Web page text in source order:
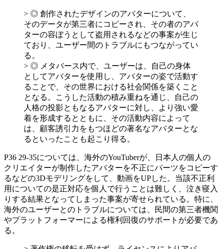
> ◎ 創作されたデザインのアバターについて、
そのデータが第三者にコピーされ、その者のアバ
ターの容ぼうとして盗用されるなどの事案が生じ
ており、ユーザー間のトラブルにもつながってい
る。
> ◎ メタバース内で、ユーザーは、自己の身体
としてアバターを使用し、アバターの姿で活動す
ることで、その世界における社会関係を築くこと
となる。こうした活動の積み重ねを通じ、自己の
人格の投影ともなるアバターに対し、より強い愛
着を形成するとともに、その活動内容によって
は、顧客誘引力をもつほどの著名なアバターとな
るといったことも起こり得る。
P36 29-35については、海外のYouTuberが、日本人の個人の
クリエイターが制作したアバターを不正にパーツをコピーす
るなどの3Dモデリングをして、動画をUPした。当該不正利
用についての是正対応を個人で行うことは難しく、泣き寝入
りする結果となってしまった事案が寄せられている。特に、
海外のユーザーとのトラブルについては、民間の第三者機関
やプラットフォーマーによる権利回復のサポートが必要であ
る。